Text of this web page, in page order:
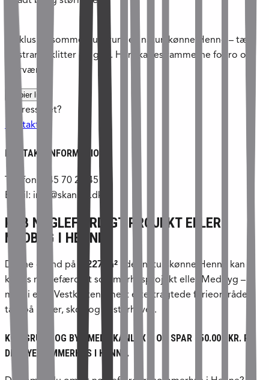
Eksklusive sommerhusgrunde i naturskønne Henne – tæt
på strand, klitter og golf. Her skabes rammerne for ro og
nærvær.
Kopier link
Interesseret?
Kontakt os
KONTAKT INFORMATION
Telefon: +45 70 21 45 21
Email: info@skanlux.dk
KØB NØGLEFÆRDIGT PROJEKT ELLER
MEDBYG I HENNE
Denne grund på 1.227 m² i det naturskønne Henne kan
købes nøglefærdigt sommerhusprojekt eller Medbyg –
midt i et af Vestkystens mest eftertragtede ferieområder
tæt på klitter, skov og Vesterhavet.
KØB GRUND OG BYG MED SKANLUX – OG SPAR 150.000 KR. PÅ
DIT NYE SOMMERHUS I HENNE.